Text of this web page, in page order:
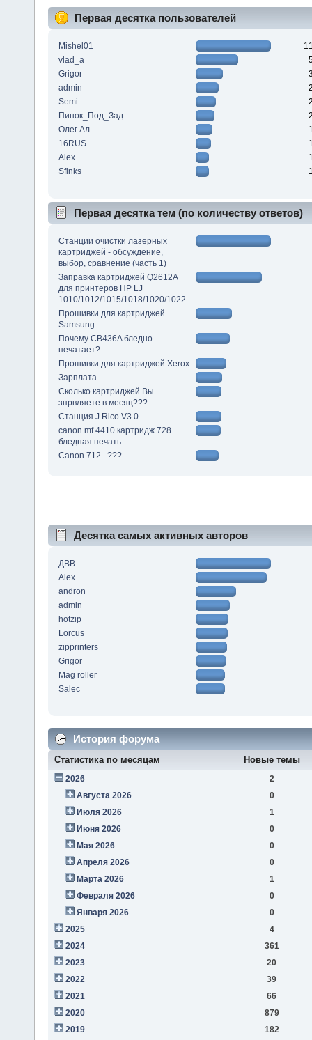
Первая десятка пользователей
Mishel01
vlad_a
Grigor
admin
Semi
Пинок_Под_Зад
Олег Ал
16RUS
Alex
Sfinks
Первая десятка тем (по количеству ответов)
Станции очистки лазерных
картриджей - обсуждение,
выбор, сравнение (часть 1)
Заправка картриджей Q2612A
для принтеров HP LJ
1010/1012/1015/1018/1020/1022
Прошивки для картриджей
Samsung
Почему CB436A бледно
печатает?
Прошивки для картриджей Xerox
Зарплата
Сколько картриджей Вы
зпрвляете в месяц???
Станция J.Rico V3.0
canon mf 4410 картридж 728
бледная печать
Canon 712...???
Десятка самых активных авторов
ДВВ
Alex
andron
admin
hotzip
Lorcus
zipprinters
Grigor
Mag roller
Salec
История форума
Статистика по месяцам Новые темы
2026
2
Августа 2026
0
Июля 2026
1
Июня 2026
0
Мая 2026
0
Апреля 2026
0
Марта 2026
1
Февраля 2026
0
Января 2026
0
2025
4
2024
361
2023
20
2022
39
2021
66
2020
879
2019
182